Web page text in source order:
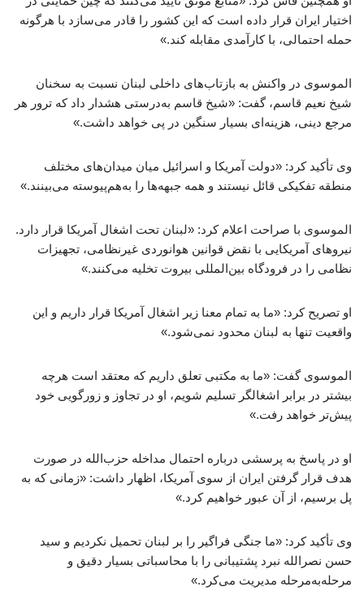
اختیار ایران قرار داده است که این کشور را قادر می‌سازد با هرگونه
حمله احتمالی، با کارآمدی مقابله کند.»
الموسوی در واکنش به بازتاب‌های داخلی لبنان نسبت به سخنان
شیخ نعیم قاسم، گفت: «شیخ قاسم به‌درستی هشدار داد که ترور هر
مرجع دینی، هزینه‌ای بسیار سنگین در پی خواهد داشت.»
وی تأکید کرد: «دولت آمریکا و اسرائیل میان میدان‌های مختلف
منطقه تفکیکی قائل نیستند و همه جبهه‌ها را به‌هم‌پیوسته می‌بینند.»
الموسوی با صراحت اعلام کرد: «لبنان تحت اشغال آمریکا قرار دارد.
نیروهای آمریکایی با نقض قوانین هوانوردی غیرنظامی، تجهیزات
نظامی را در فرودگاه بین‌المللی بیروت تخلیه می‌کنند.»
او تصریح کرد: «ما به تمام معنا زیر اشغال آمریکا قرار داریم و این
واقعیت تنها به لبنان محدود نمی‌شود.»
الموسوی گفت: «ما به مکتبی تعلق داریم که معتقد است هرچه
بیشتر در برابر اشغالگر تسلیم شویم، او در تجاوز و زورگویی خود
پیش‌تر خواهد رفت.»
او در پاسخ به پرسشی درباره احتمال مداخله حزب‌الله در صورت
هدف قرار گرفتن ایران از سوی آمریکا، اظهار داشت: «زمانی که به
پل برسیم، از آن عبور خواهیم کرد.»
وی تأکید کرد: «ما جنگی فراگیر را بر لبنان تحمیل نکردیم و سید
حسن نصرالله نبرد پشتیبانی را با محاسباتی بسیار دقیق و
مرحله‌به‌مرحله مدیریت می‌کرد.»